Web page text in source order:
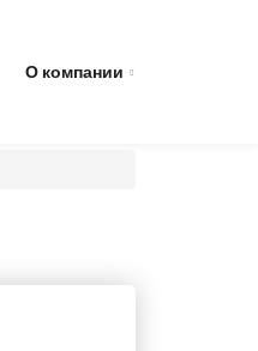
О компании